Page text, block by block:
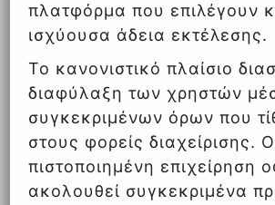
πλατφόρμα που επιλέγουν
ισχύουσα άδεια εκτέλεσης.
Το κανονιστικό πλαίσιο
διαφύλαξη των χρηστών
συγκεκριμένων όρων που
στους φορείς διαχείρισης.
πιστοποιημένη επιχείρηση
ακολουθεί συγκεκριμένα